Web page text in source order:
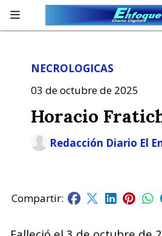
Horacio
NECROLOGICAS
03 de octubre de 2025
Redacción Diario El